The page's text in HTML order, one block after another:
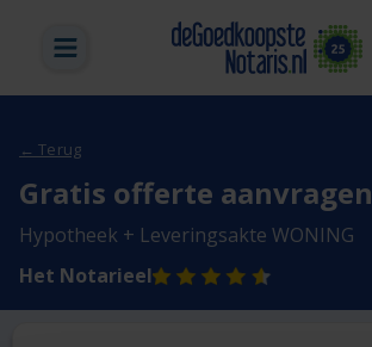
← Terug
Gratis offerte aanvragen
Hypotheek + Leveringsakte WONING
Het Notarieel